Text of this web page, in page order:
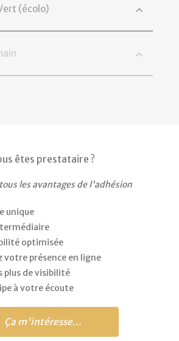
(écolo)
êtes prestataire ?
les avantages de l'adhésion
unique
optimisée
votre présence en ligne
plus de visibilité
à votre écoute
Ça m'intéresse...